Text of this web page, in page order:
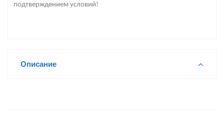
подтверждением условий!
Описание